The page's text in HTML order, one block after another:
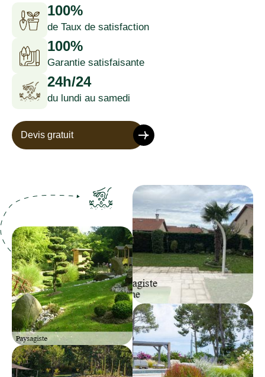
100%
de Taux de satisfaction
100%
Garantie satisfaisante
24h/24
du lundi au samedi
Devis gratuit